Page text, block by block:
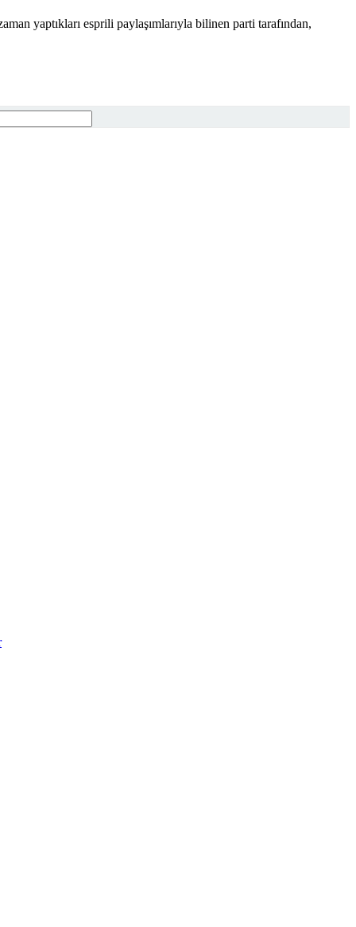
yaptıkları esprili paylaşımlarıyla bilinen parti tarafından,